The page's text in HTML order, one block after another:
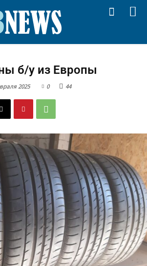
б/у из Европы
2025 0 44